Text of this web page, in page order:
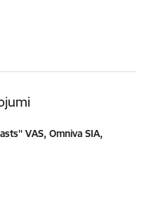
VAS, Omniva SIA,